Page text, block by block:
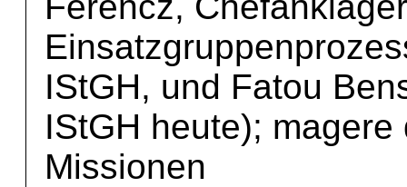
IStGH, und Fatou
IStGH heute);
Missionen